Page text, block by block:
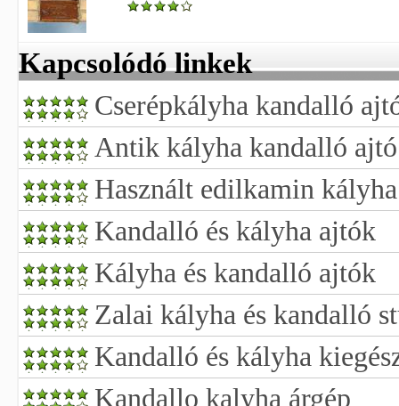
Kapcsolódó linkek
Cserépkályha kandalló
Antik kályha kandalló ajtó
Használt edilkamin
Kandalló és kályha ajtók
Kályha és kandalló ajtók
Zalai kályha és kandalló
Kandalló és kályha
Kandallo kalyha árgép